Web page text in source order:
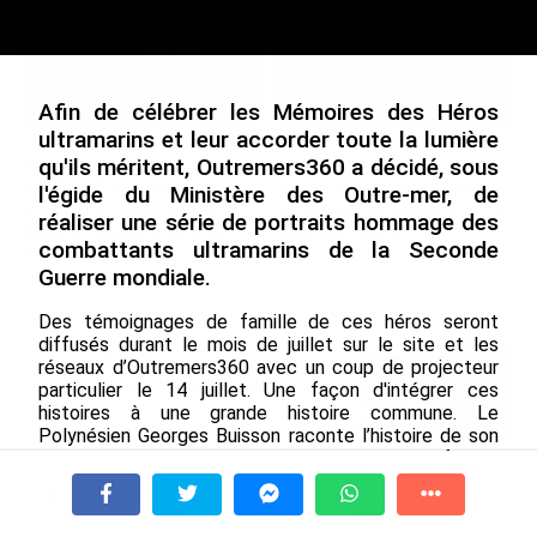
Après 5 ans à la SARA aux
Antilles, Olivier Cotta prend
la direction générale de la
Société Réunionnaise des
Produits Pétroliers
le 05/08/2026
En juin 2026, les prix à la
consommation diminuent à
La Réunion et augmentent à
Mayotte (Insee)
le 04/08/2026
INTERVIEW. À Wallis-et-Futuna, un
tourisme authentique et durable en
plein essor...
le 04/08/2026
Prix à la consommation en juin 2026 :
progression en Guadeloupe, recul en
À la une Tv Radio A Propos
Afin de célébrer les Mémoires des Héros
ultramarins et leur accorder toute la lumière
qu'ils méritent, Outremers360 a décidé, sous
l'égide du Ministère des Outre-mer, de
réaliser une série de portraits hommage des
combattants ultramarins de la Seconde
Guerre mondiale.
Des témoignages de famille de ces héros seront
diffusés durant le mois de juillet sur le site et les
réseaux d’Outremers360 avec un coup de projecteur
particulier le 14 juillet. Une façon d'intégrer ces
histoires à une grande histoire commune. Le
Polynésien Georges Buisson raconte l’histoire de son
oncle Ari Wong Kim, porté volontaire pour défendre
son pays : «Il s'était engagé sans rien dire à personne,
en usurpant l'identité de son grand frère qui n'en savait